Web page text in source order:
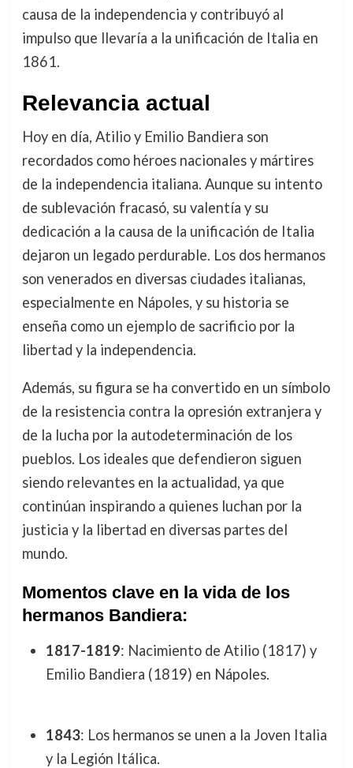
causa de la independencia y contribuyó al
impulso que llevaría a la unificación de Italia en
1861.
Relevancia actual
Hoy en día, Atilio y Emilio Bandiera son
recordados como héroes nacionales y mártires
de la independencia italiana. Aunque su intento
de sublevación fracasó, su valentía y su
dedicación a la causa de la unificación de Italia
dejaron un legado perdurable. Los dos hermanos
son venerados en diversas ciudades italianas,
especialmente en Nápoles, y su historia se
enseña como un ejemplo de sacrificio por la
libertad y la independencia.
Además, su figura se ha convertido en un símbolo
de la resistencia contra la opresión extranjera y
de la lucha por la autodeterminación de los
pueblos. Los ideales que defendieron siguen
siendo relevantes en la actualidad, ya que
continúan inspirando a quienes luchan por la
justicia y la libertad en diversas partes del
mundo.
Momentos clave en la vida de los
hermanos Bandiera:
1817-1819: Nacimiento de Atilio (1817) y
Emilio Bandiera (1819) en Nápoles.
1843: Los hermanos se unen a la Joven Italia
y la Legión Itálica.